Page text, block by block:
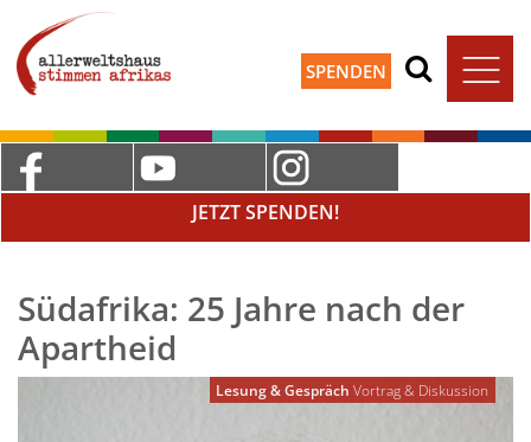
SPENDEN
JETZT SPENDEN!
Südafrika: 25 Jahre nach der
Apartheid
Lesung & Gespräch Vortrag & Diskussion